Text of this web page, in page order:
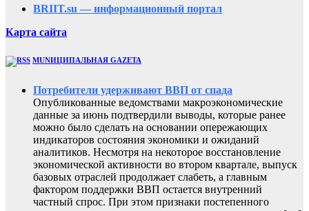
BRIIT.su — информационный портал
Карта сайта
MUNИЦИПАЛЬНАЯ GAZЕТА
Потребители удерживают ВВП от спада
Опубликованные ведомствами макроэкономические
данные за июнь подтвердили выводы, которые ранее
можно было сделать на основании опережающих
индикаторов состояния экономики и ожиданий
аналитиков. Несмотря на некоторое восстановление
экономической активности во втором квартале, выпуск
базовых отраслей продолжает слабеть, а главным
фактором поддержки ВВП остается внутренний
частный спрос. При этом признаки постепенного